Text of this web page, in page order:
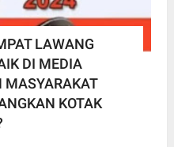
LAWANG
DI MEDIA
MASYARAKAT
KOTAK